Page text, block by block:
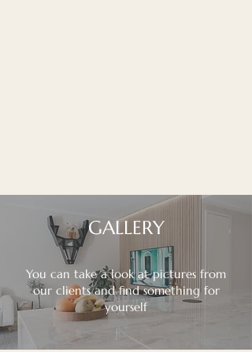
GALLERY
You can take a look at pictures from
our clients and find something for
yourself